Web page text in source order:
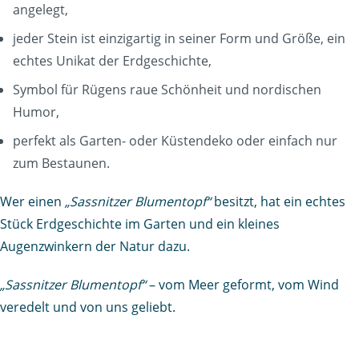
angelegt,
jeder Stein ist einzigartig in seiner Form und Größe, ein
echtes Unikat der Erdgeschichte,
Symbol für Rügens raue Schönheit und nordischen
Humor,
perfekt als Garten- oder Küstendeko oder einfach nur
zum Bestaunen.
Wer einen „Sassnitzer Blumentopf“besitzt, hat ein echtes
Stück Erdgeschichte im Garten und ein kleines
Augenzwinkern der Natur dazu.
„Sassnitzer Blumentopf“– vom Meer geformt, vom Wind
veredelt und von uns geliebt.